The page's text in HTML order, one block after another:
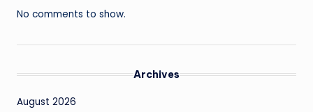
No comments to show.
Archives
August 2026